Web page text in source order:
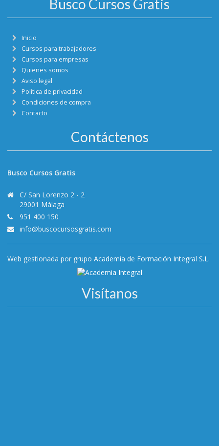
Busco Cursos Gratis
Inicio
Cursos para trabajadores
Cursos para empresas
Quienes somos
Aviso legal
Política de privacidad
Condiciones de compra
Contacto
Contáctenos
Busco Cursos Gratis
C/ San Lorenzo 2 - 2
29001 Málaga
951 400 150
info@buscocursosgratis.com
Web gestionada por grupo Academia de Formación Integral S.L.
Visítanos